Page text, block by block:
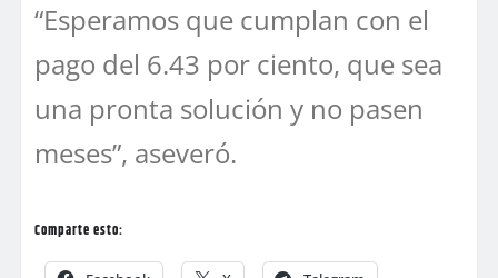
“Esperamos que cumplan con el
pago del 6.43 por ciento, que sea
una pronta solución y no pasen
meses”, aseveró.
Comparte esto: